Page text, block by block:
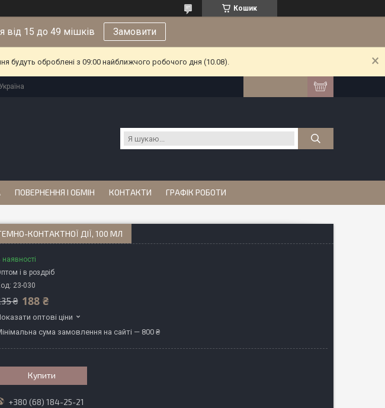
Кошик
від 15 до 49 мішків Замовити
будуть оброблені з 09:00 найближчого робочого дня (10.08).
ПОВЕРНЕННЯ І ОБМІН КОНТАКТИ ГРАФІК РОБОТИ
КОНТАКТНОЇ ДІЇ, 100 МЛ
наявності
і в роздріб
23-030
₴ 188 ₴
оптові ціни
сума замовлення на сайті — 800 ₴
Купити
+380 (68) 184-25-21